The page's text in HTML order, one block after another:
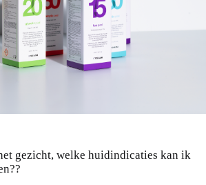
gezicht, welke huidindicaties kan ik